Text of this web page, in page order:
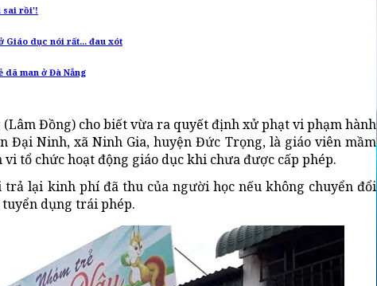
sai rồi'!
Giáo dục nói rất... đau xót
dã man ở Đà Nẵng
(Lâm Đồng) cho biết vừa ra quyết định xử phạt vi phạm hành
Đại Ninh, xã Ninh Gia, huyện Đức Trọng, là giáo viên mầm
vi tổ chức hoạt động giáo dục khi chưa được cấp phép.
lại kinh phí đã thu của người học nếu không chuyển đổi
dụng trái phép.